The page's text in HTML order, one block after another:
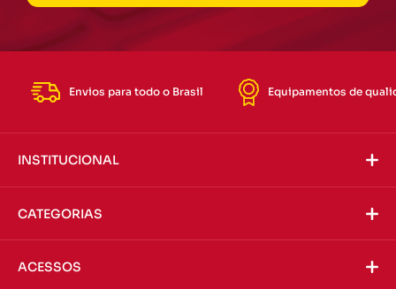
Envios para todo o Brasil Equipamentos de
INSTITUCIONAL
CATEGORIAS
ACESSOS